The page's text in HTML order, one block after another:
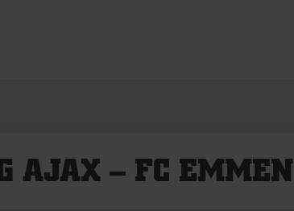
AJAX – FC EMMEN